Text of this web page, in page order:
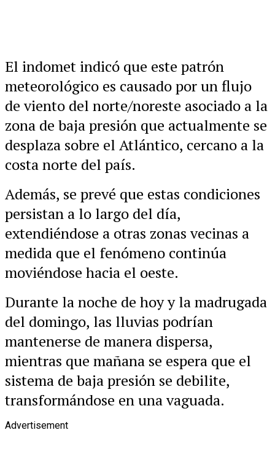
El indomet indicó que este patrón
meteorológico es causado por un flujo
de viento del norte/noreste asociado a la
zona de baja presión que actualmente se
desplaza sobre el Atlántico, cercano a la
costa norte del país.
Además, se prevé que estas condiciones
persistan a lo largo del día,
extendiéndose a otras zonas vecinas a
medida que el fenómeno continúa
moviéndose hacia el oeste.
Durante la noche de hoy y la madrugada
del domingo, las lluvias podrían
mantenerse de manera dispersa,
mientras que mañana se espera que el
sistema de baja presión se debilite,
transformándose en una vaguada.
Advertisement